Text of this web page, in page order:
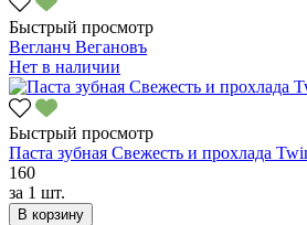
Быстрый просмотр
Вегланч Вегановъ
Нет в наличии
Быстрый просмотр
Паста зубная Свежесть и прохлада
160
за 1 шт.
В корзину